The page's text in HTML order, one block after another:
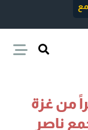
عن 17 أسيراً من غزة
ناصر